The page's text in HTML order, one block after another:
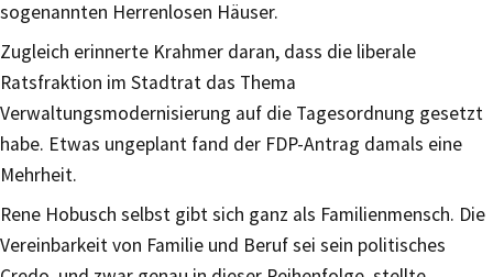
sogenannten Herrenlosen Häuser.
Zugleich erinnerte Krahmer daran, dass die liberale
Ratsfraktion im Stadtrat das Thema
Verwaltungsmodernisierung auf die Tagesordnung gesetzt
habe. Etwas ungeplant fand der FDP-Antrag damals eine
Mehrheit.
Rene Hobusch selbst gibt sich ganz als Familienmensch. Die
Vereinbarkeit von Familie und Beruf sei sein politisches